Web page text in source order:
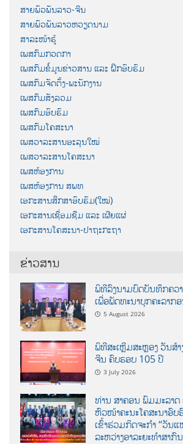
ສາຍພົວພັນລາວ-ຈີນ
ສາຍພົວພັນລາວຫວຽດນາມ
ສາລະໜ້າຮູ້
ເພສກົມກວດກາ
ເພສກົມຂໍ້ມູນຂ່າວສານ ແລະ ຝຶກອົບຮົມ
ເພສກົມຈັດຕັ້ງ-ພະນັກງານ
ເພສກົມສັງລວມ
ເພສກົມອົບຮົມ
ເພສກົມໂຄສະນາ
ເພສວາລະສານອະລຸນໃໝ່
ເພສວາລະສານໂຄສະນາ
ເພສຫ້ອງການ
ເພສຫ້ອງການ ສພທ
ເອກະສານສຶກສາອົບຮົມ(ໃໝ່)
ເອກະສານເຊື່ອມຊືມ ແລະ ເຜີຍແຜ່
ເອກະສານໂຄສະນາ-ປາຖະກະຖາ
ຂ່າວສານ
ພິທີລົງນາມບົດບັນທຶກຄວ
ເພື່ອພັດທະນາບຸກຄະລາ
5 August 2026
ພິທີສະເຫຼີມສະຫຼອງ ວັນສ້
ຈີນ ຄົບຮອບ 105 ປີ
3 July 2026
ທ່ານ ສາຄອນ ພົມມະລາດ
ຫົວໜ້າຄະນະໂຄສະນາອົ
ເຂົ້າຮ່ວມກິດຈະກຳ “ວັນ
ລະຫວ່າງອາລະຍະທຳສາກົ